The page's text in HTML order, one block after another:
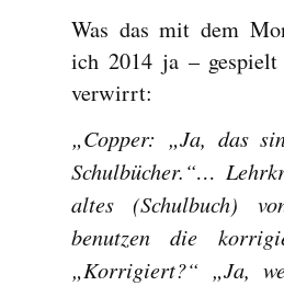
Was das mit dem
ich 2014 ja – gespielt
verwirrt:
„Copper: „Ja, das
Schulbücher.“…
altes (Schulbuch)
benutzen die
„Korrigiert?“ „Ja,